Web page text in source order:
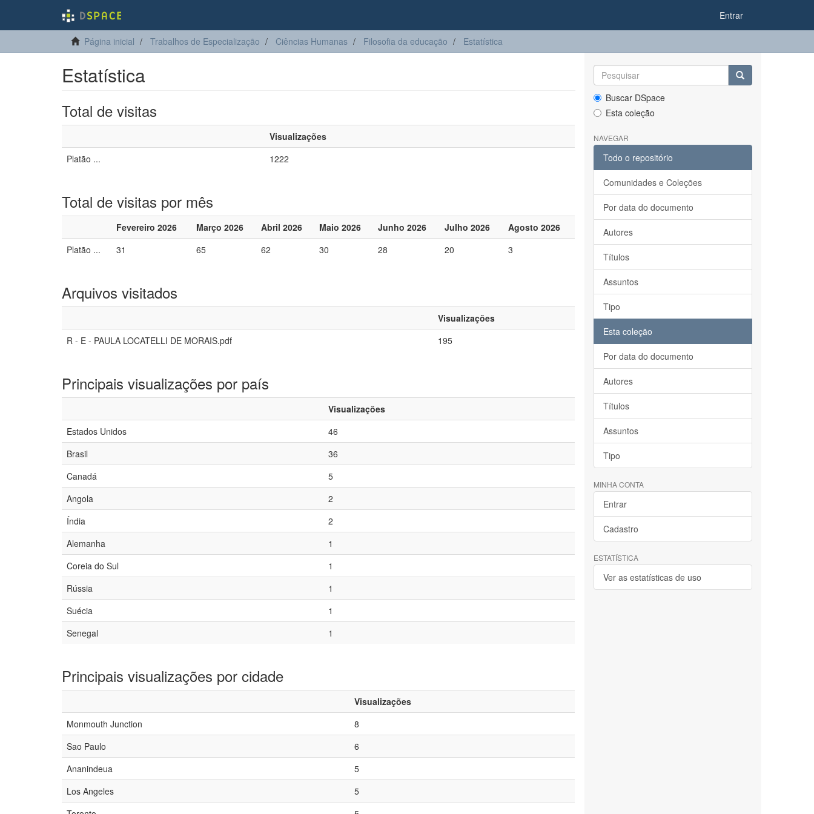
Entrar
Página inicial Trabalhos de Especialização Ciências Humanas Filosofia da educação Estatística
Estatística
Total de visitas
Visualizações
Platão ...
1222
Total de visitas por mês
Fevereiro 2026 Março 2026 Abril 2026 Maio 2026 Junho 2026 Julho 2026
Agosto 2026
Platão ...
31 65 62 30 28 20 3
Arquivos visitados
Visualizações
R - E - PAULA LOCATELLI DE MORAIS.pdf
195
Principais visualizações por país
Visualizações
Estados Unidos
46
Brasil
36
Canadá
5
Angola
2
Índia
2
Alemanha
1
Coreia do Sul
1
Rússia
1
Suécia
1
Senegal
1
Principais visualizações por cidade
Visualizações
Monmouth Junction
8
Sao Paulo
6
Ananindeua
5
Los Angeles
5
Buscar DSpace
Esta coleção
NAVEGAR
Todo o repositório
Comunidades e Coleções
Por data do documento
Autores
Títulos
Assuntos
Tipo
Esta coleção
Por data do documento
Autores
Títulos
Assuntos
Tipo
MINHA CONTA
Entrar
Cadastro
ESTATÍSTICA
Ver as estatísticas de uso